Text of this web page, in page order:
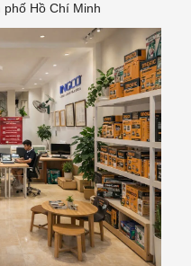
phố Hồ Chí Minh